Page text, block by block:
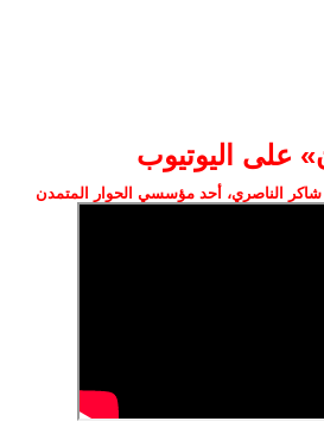
على اليوتيوب
الناصري، أحد مؤسسي الحوار المتمدن